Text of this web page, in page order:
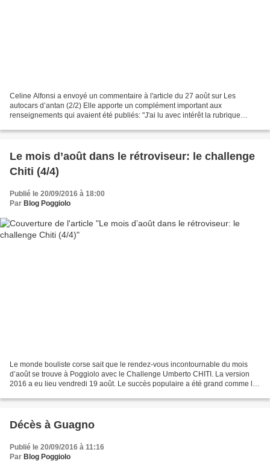
Celine Alfonsi a envoyé un commentaire à l'article du 27 août sur Les
autocars d’antan (2/2) Elle apporte un complément important aux
renseignements qui avaient été publiés: "J'ai lu avec intérêt la rubrique
Le mois d’août dans le rétroviseur: le challenge
Chiti (4/4)
Publié le 20/09/2016 à 18:00
Par Blog Poggiolo
Le monde bouliste corse sait que le rendez-vous incontournable du mois
d’août se trouve à Poggiolo avec le Challenge Umberto CHITI. La version
2016 a eu lieu vendredi 19 août. Le succès populaire a été grand comme l’a
Décès à Guagno
Publié le 20/09/2016 à 11:16
Par Blog Poggiolo